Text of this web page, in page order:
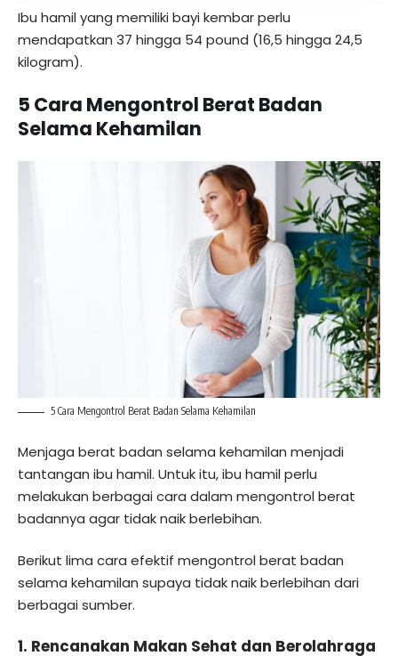
Ibu hamil yang memiliki bayi kembar perlu
mendapatkan 37 hingga 54 pound (16,5 hingga 24,5
kilogram).
5 Cara Mengontrol Berat Badan
Selama Kehamilan
5 Cara Mengontrol Berat Badan Selama Kehamilan
Menjaga berat badan selama kehamilan menjadi
tantangan ibu hamil. Untuk itu, ibu hamil perlu
melakukan berbagai cara dalam mengontrol berat
badannya agar tidak naik berlebihan.
Berikut lima cara efektif mengontrol berat badan
selama kehamilan supaya tidak naik berlebihan dari
berbagai sumber.
1. Rencanakan Makan Sehat dan Berolahraga